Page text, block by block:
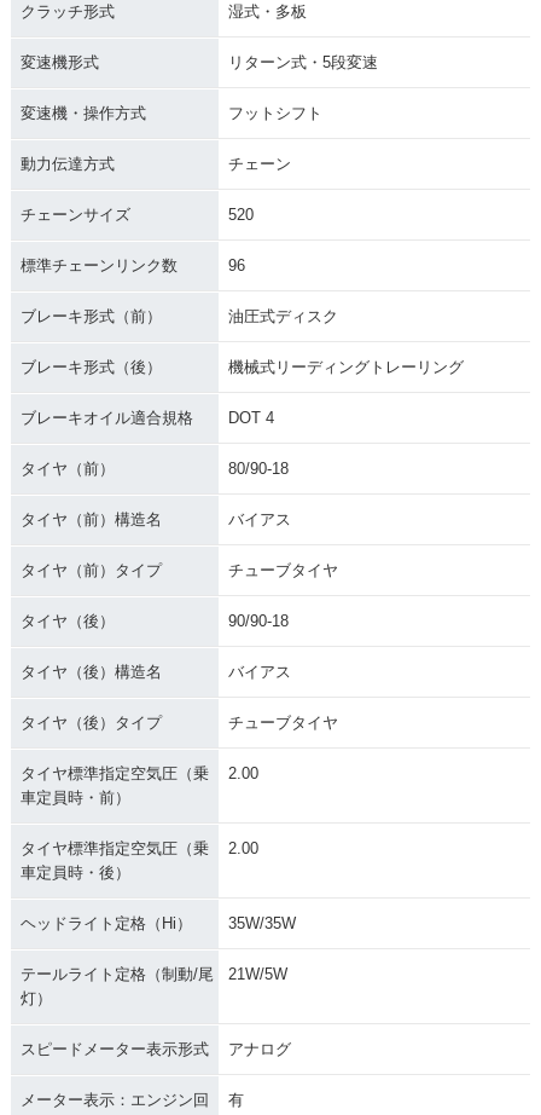
クラッチ形式 湿式・多板
変速機形式 リターン式・5段変速
変速機・操作方式 フットシフト
動力伝達方式 チェーン
チェーンサイズ 520
標準チェーンリンク数 96
ブレーキ形式（前） 油圧式ディスク
ブレーキ形式（後） 機械式リーディングトレーリング
ブレーキオイル適合規格 DOT 4
タイヤ（前） 80/90-18
タイヤ（前）構造名 バイアス
タイヤ（前）タイプ チューブタイヤ
タイヤ（後） 90/90-18
タイヤ（後）構造名 バイアス
タイヤ（後）タイプ チューブタイヤ
タイヤ標準指定空気圧（乗
車定員時・前）
2.00
タイヤ標準指定空気圧（乗
車定員時・後）
2.00
ヘッドライト定格（Hi） 35W/35W
テールライト定格（制動/尾
灯）
21W/5W
スピードメーター表示形式 アナログ
メーター表示：エンジン回
有